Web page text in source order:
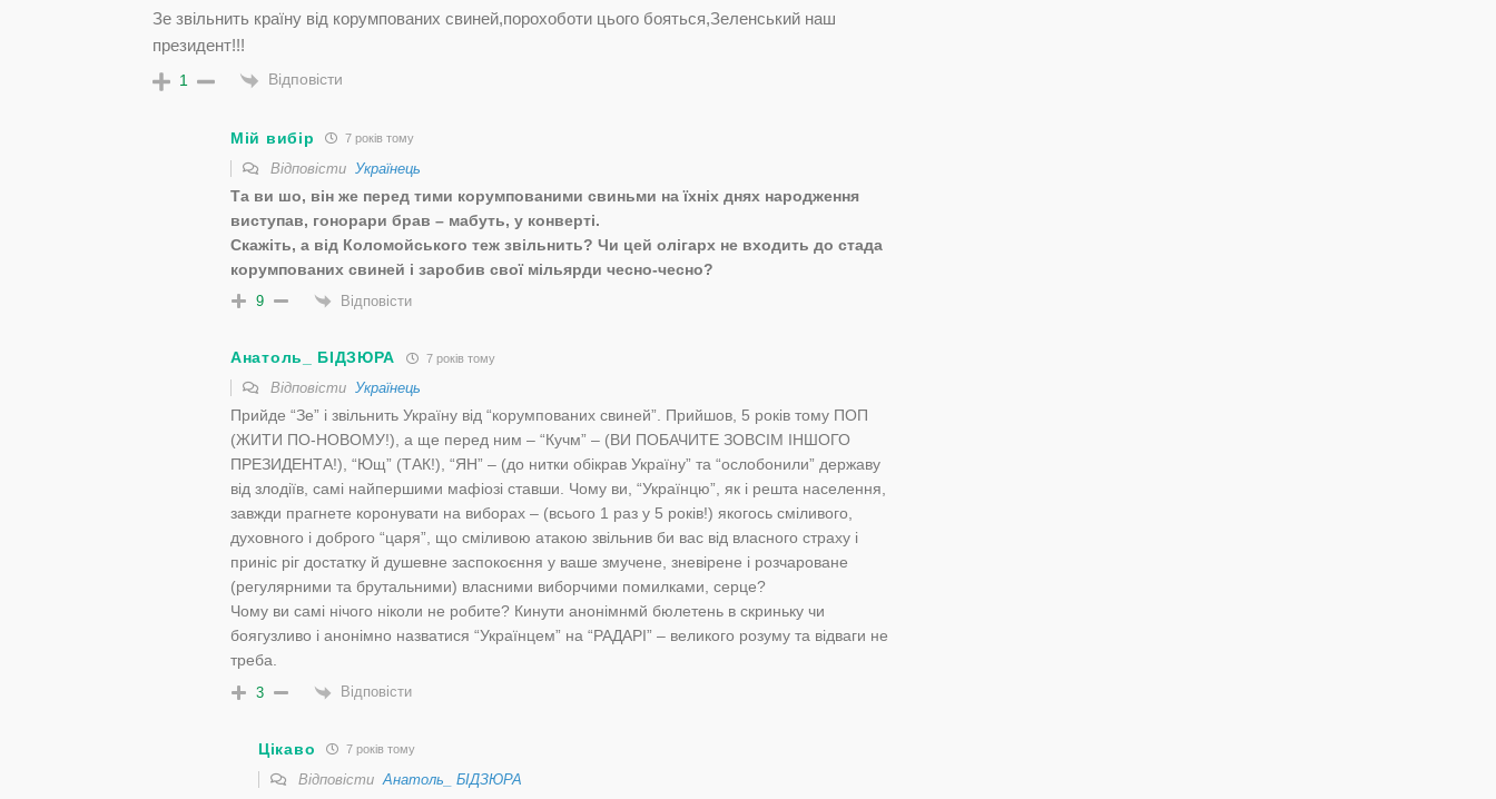
Зе звільнить країну від корумпованих свиней,порохоботи цього бояться,Зеленський наш
президент!!!
1 Відповісти
Мій вибір 7 років тому
Відповісти Українець
Та ви шо, він же перед тими корумпованими свиньми на їхніх днях народження
виступав, гонорари брав – мабуть, у конверті.
Скажіть, а від Коломойського теж звільнить? Чи цей олігарх не входить до стада
корумпованих свиней і заробив свої мільярди чесно-чесно?
9 Відповісти
Анатоль_ БІДЗЮРА 7 років тому
Відповісти Українець
Прийде “Зе” і звільнить Україну від “корумпованих свиней”. Прийшов, 5 років тому ПОП
(ЖИТИ ПО-НОВОМУ!), а ще перед ним – “Кучм” – (ВИ ПОБАЧИТЕ ЗОВСІМ ІНШОГО
ПРЕЗИДЕНТА!), “Ющ” (ТАК!), “ЯН” – (до нитки обікрав Україну” та “ослобонили” державу
від злодіїв, самі найпершими мафіозі ставши. Чому ви, “Українцю”, як і решта населення,
завжди прагнете коронувати на виборах – (всього 1 раз у 5 років!) якогось сміливого,
духовного і доброго “царя”, що сміливою атакою звільнив би вас від власного страху і
приніс ріг достатку й душевне заспокоєння у ваше змучене, зневірене і розчароване
(регулярними та брутальними) власними виборчими помилками, серце?
Чому ви самі нічого ніколи не робите? Кинути анонімнмй бюлетень в скриньку чи
боягузливо і анонімно назватися “Українцем” на “РАДАРІ” – великого розуму та відваги не
треба.
3 Відповісти
Цікаво 7 років тому
Відповісти Анатоль_ БІДЗЮРА